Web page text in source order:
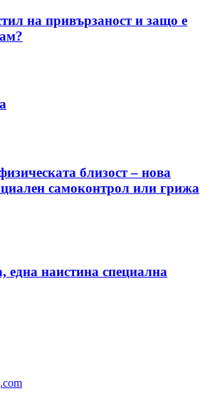
на привързаност и защо е
близост – нова
самоконтрол или грижа
една наистина специална